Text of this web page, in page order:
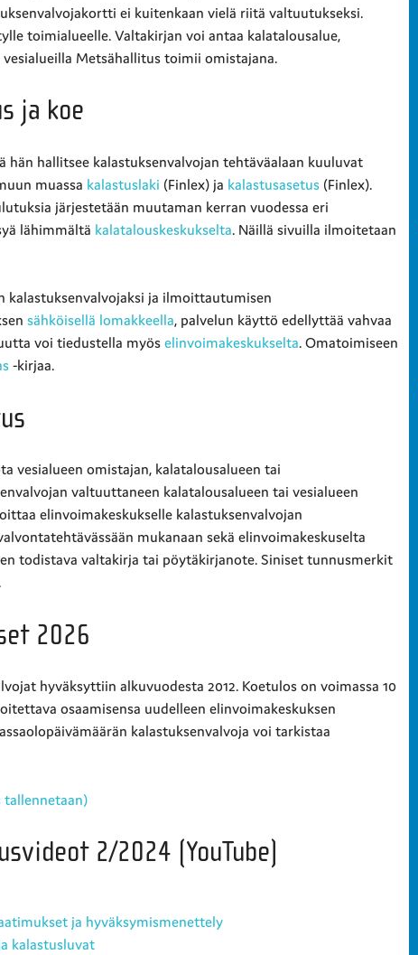
ei kuitenkaan vielä riitä valtuutukseksi.
toimialueelle. Valtakirjan voi antaa kalatalousalue,
Metsähallitus toimii omistajana.
ja koe
hän hallitsee kalastuksenvalvojan tehtäväalaan kuuluvat
muassa kalastuslaki (Finlex) ja kalastusasetus (Finlex).
järjestetään muutaman kerran vuodessa eri
lähimmältä kalatalouskeskukselta. Näillä sivuilla ilmoitetaan
kalastuksenvalvojaksi ja ilmoittautumisen
sähköisellä lomakkeella, palvelun käyttö edellyttää vahvaa
voi tiedustella myös elinvoimakeskukselta. Omatoimiseen
-kirjaa.
vesialueen omistajan, kalatalousalueen tai
valtuuttaneen kalatalousalueen tai vesialueen
elinvoimakeskukselle kalastuksenvalvojan
mukanaan sekä elinvoimakeskuselta
todistava valtakirja tai pöytäkirjanote. Siniset tunnusmerkit
2026
hyväksyttiin alkuvuodesta 2012. Koetulos on voimassa 10
osaamisensa uudelleen elinvoimakeskuksen
kalastuksenvalvoja voi tarkistaa
tallennetaan)
2/2024 (YouTube)
ja hyväksymismenettely
kalastusluvat